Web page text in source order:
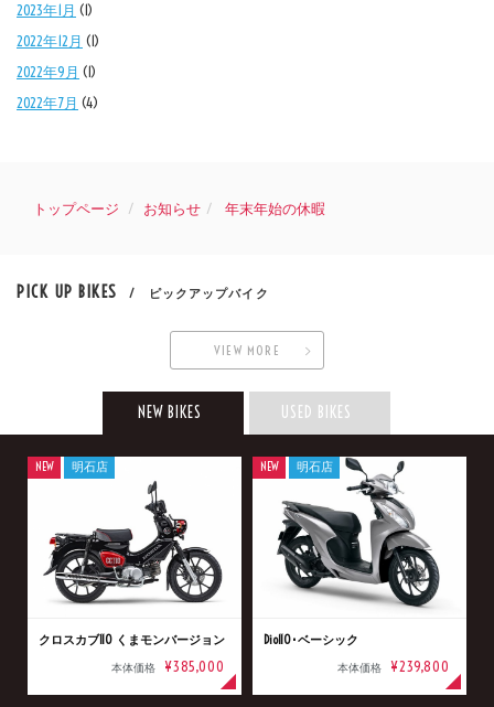
2023年1月 (1)
2022年12月 (1)
2022年9月 (1)
2022年7月 (4)
トップページ お知らせ 年末年始の休暇
PICK UP BIKES / ピックアップバイク
VIEW MORE
NEW BIKES USED BIKES
クロスカブ110 くまモンバージョン
本体価格 ¥385,000
NEW 明石店
Dio110･ベーシック
本体価格 ¥239,800
NEW 明石店